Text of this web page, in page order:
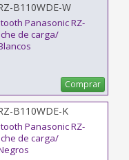
B110WDE-W
Panasonic RZ-
de carga/
Comprar
B110WDE-K
Panasonic RZ-
de carga/